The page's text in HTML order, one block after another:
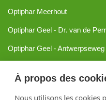
À propos des
Nous utilisons les cookies
Optiphar Meerhout
Optiphar Geel - Dr. van de
Optiphar Geel - Antwerpseweg
Optiphar Mol